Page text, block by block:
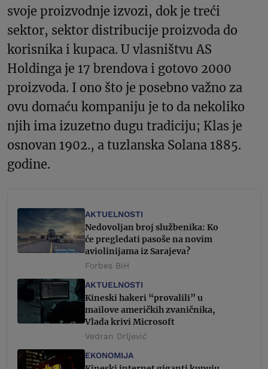
svoje proizvodnje izvozi, dok je treći
sektor, sektor distribucije proizvoda do
korisnika i kupaca. U vlasništvu AS
Holdinga je 17 brendova i gotovo 2000
proizvoda. I ono što je posebno važno za
ovu domaću kompaniju je to da nekoliko
njih ima izuzetno dugu tradiciju; Klas je
osnovan 1902., a tuzlanska Solana 1885.
godine.
AKTUELNOSTI
Nedovoljan broj službenika: Ko
će pregledati pasoše na novim
aviolinijama iz Sarajeva?
Forbes BiH
AKTUELNOSTI
Kineski hakeri “provalili” u
mailove američkih zvaničnika,
Vlada krivi Microsoft
Vedran Drljević
EKONOMIJA